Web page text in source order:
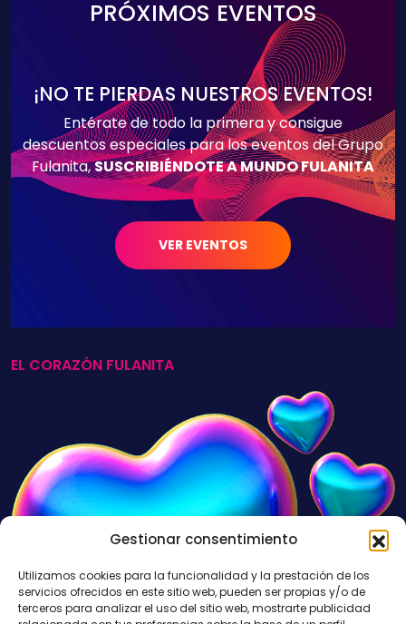
Gestionar consentimiento
Utilizamos cookies para la funcionalidad y la prestación de los
servicios ofrecidos en este sitio web, pueden ser propias y/o de
terceros para analizar el uso del sitio web, mostrarte publicidad
PRÓXIMOS EVENTOS
¡NO TE PIERDAS NUESTROS EVENTOS!
Entérate de todo la primera y consigue
descuentos especiales para los eventos del Grupo
Fulanita,SUSCRIBIÉNDOTE A MUNDO FULANITA
VER EVENTOS
EL CORAZÓN FULANITA